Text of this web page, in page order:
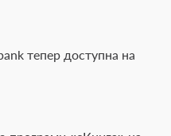
тепер доступна на